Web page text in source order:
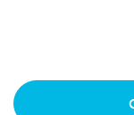
WB6-50